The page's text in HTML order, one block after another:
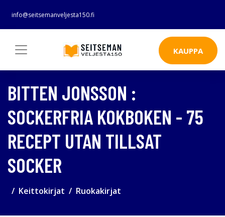
info@seitsemanveljesta150.fi
KAUPPA
BITTEN JONSSON :
SOCKERFRIA KOKBOKEN - 75
RECEPT UTAN TILLSAT
SOCKER
Keittokirjat Ruokakirjat